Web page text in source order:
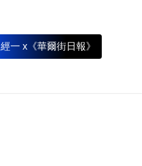
經一 x《華爾街日報》